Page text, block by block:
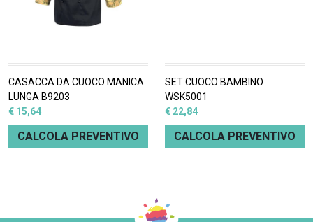
CASACCA DA CUOCO MANICA
LUNGA B9203
€ 15,64
CALCOLA PREVENTIVO
SET CUOCO BAMBINO
WSK5001
€ 22,84
CALCOLA PREVENTIVO